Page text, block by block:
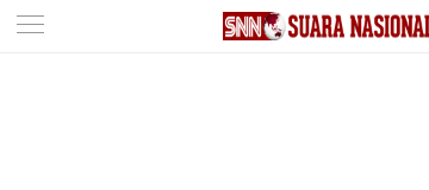
-->